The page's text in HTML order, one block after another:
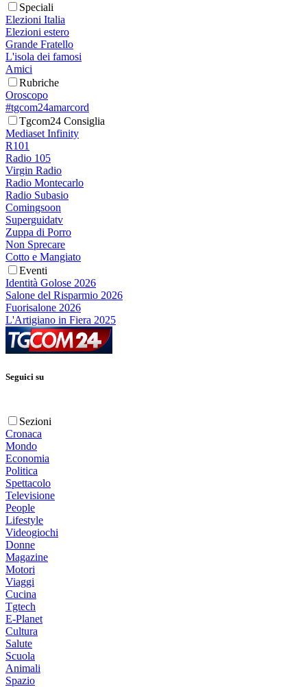
Speciali
Elezioni Italia
Elezioni estero
Grande Fratello
L'isola dei famosi
Amici
Rubriche
Oroscopo
#tgcom24amarcord
Tgcom24 Consiglia
Mediaset Infinity
R101
Radio 105
Virgin Radio
Radio Montecarlo
Radio Subasio
Comingsoon
Superguidatv
Zuppa di Porro
Non Sprecare
Cotto e Mangiato
Eventi
Identità Golose 2026
Salone del Risparmio 2026
Fuorisalone 2026
L'Artigiano in Fiera 2025
Seguici su
Sezioni
Cronaca
Mondo
Economia
Politica
Spettacolo
Televisione
People
Lifestyle
Videogiochi
Donne
Magazine
Motori
Viaggi
Cucina
Tgtech
E-Planet
Cultura
Salute
Scuola
Animali
Spazio